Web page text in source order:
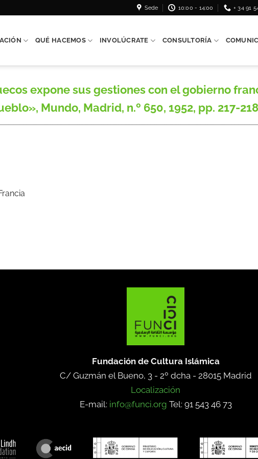
Sede 10:00 - 14:00 + 34 91
QUÉ HACEMOS INVOLÚCRATE CONSULTORÍA
expone sus gestiones con el gobierno
Mundo, Madrid, n.º 650, 1952, pp. 217-
Fundación de Cultura Islámica
C/ Guzmán el Bueno, 3 - 2º dcha - 28015 Madrid
Localización
E-mail: info@funci.org Tel: 91 543 46 73